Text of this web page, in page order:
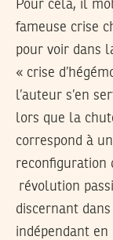
Pour cela, il
fameuse crise
pour voir dans
« crise
l’auteur s’en
lors que la
correspond à
reconfiguration
révolution
discernant
indépendant